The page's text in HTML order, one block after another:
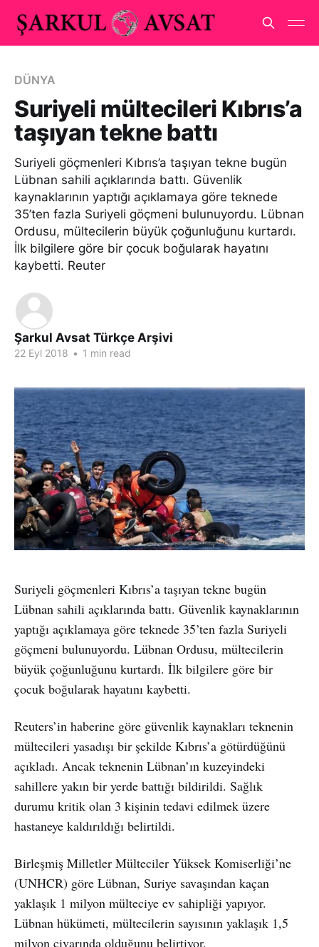
DÜNYA
Suriyeli mültecileri Kıbrıs’a
taşıyan tekne battı
Suriyeli göçmenleri Kıbrıs’a taşıyan tekne bugün
Lübnan sahili açıklarında battı. Güvenlik
kaynaklarının yaptığı açıklamaya göre teknede
35’ten fazla Suriyeli göçmeni bulunuyordu. Lübnan
Ordusu, mültecilerin büyük çoğunluğunu kurtardı.
İlk bilgilere göre bir çocuk boğularak hayatını
kaybetti. Reuter
Şarkul Avsat Türkçe Arşivi
22 Eyl 2018 • 1 min read
Suriyeli göçmenleri Kıbrıs’a taşıyan tekne bugün
Lübnan sahili açıklarında battı. Güvenlik kaynaklarının
yaptığı açıklamaya göre teknede 35’ten fazla Suriyeli
göçmeni bulunuyordu. Lübnan Ordusu, mültecilerin
büyük çoğunluğunu kurtardı. İlk bilgilere göre bir
çocuk boğularak hayatını kaybetti.
Reuters’in haberine göre güvenlik kaynakları teknenin
mültecileri yasadışı bir şekilde Kıbrıs’a götürdüğünü
açıkladı. Ancak teknenin Lübnan’ın kuzeyindeki
sahillere yakın bir yerde battığı bildirildi. Sağlık
durumu kritik olan 3 kişinin tedavi edilmek üzere
hastaneye kaldırıldığı belirtildi.
Birleşmiş Milletler Mülteciler Yüksek Komiserliği’ne
(UNHCR) göre Lübnan, Suriye savaşından kaçan
yaklaşık 1 milyon mülteciye ev sahipliği yapıyor.
Lübnan hükümeti, mültecilerin sayısının yaklaşık 1,5
milyon civarında olduğunu belirtiyor.